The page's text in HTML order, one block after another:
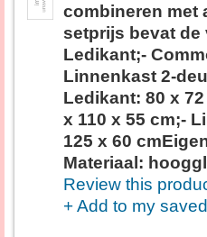
combineren met
setprijs bevat de
Ledikant;-
Linnenkast 2-
Ledikant: 80 x
x 110 x 55 cm;-
125 x 60
Materiaal:
Review this
+ Add to my